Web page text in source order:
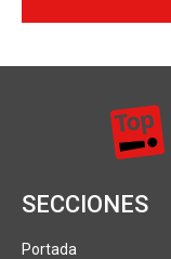
SECCIONES
Portada